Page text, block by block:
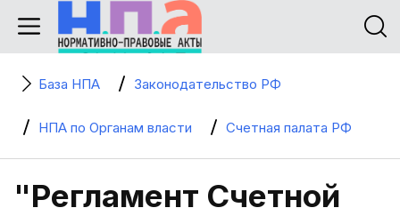
База НПА Законодательство РФ
НПА по Органам власти Счетная палата РФ
"Регламент Счетной